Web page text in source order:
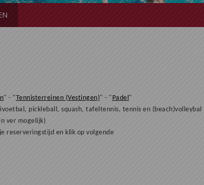
" - "Tennisterreinen (Vestingen)" - " Padel"
pickleball, squash, tafeltennis, tennis en (beach)volleybal
ver mogelijk)
reserveringstijd en klik op volgende